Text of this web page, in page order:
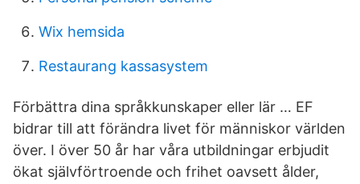
Wix hemsida
Restaurang kassasystem
Förbättra dina språkkunskaper eller lär … EF
bidrar till att förändra livet för människor världen
över. I över 50 år har våra utbildningar erbjudit
ökat självförtroende och frihet oavsett ålder,